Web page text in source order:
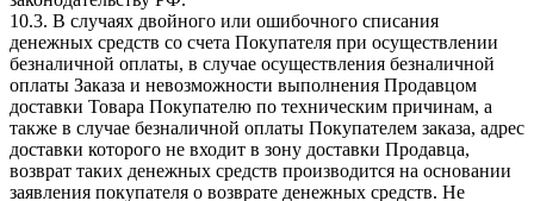
10.3. В случаях двойного или ошибочного списания
денежных средств со счета Покупателя при осуществлении
безналичной оплаты, в случае осуществления безналичной
оплаты Заказа и невозможности выполнения Продавцом
доставки Товара Покупателю по техническим причинам, а
также в случае безналичной оплаты Покупателем заказа, адрес
доставки которого не входит в зону доставки Продавца,
возврат таких денежных средств производится на основании
заявления покупателя о возврате денежных средств. Не